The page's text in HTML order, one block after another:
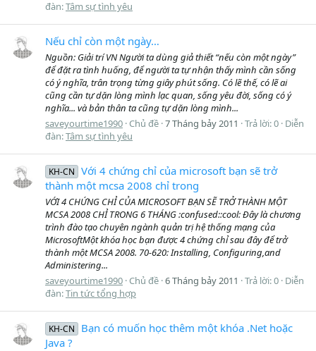
đàn:Tâm sự tình yêu
Nếu chỉ còn một ngày…
Nguồn: Giải trí VN Người ta dùng giả thiết “nếu còn một ngày”
để đặt ra tình huống, để người ta tự nhận thấy mình cần sống
có ý nghĩa, trân trọng từng giây phút sống. Có lẽ thế, có lẽ ai
cũng cần tự dặn lòng mình lạc quan, sống yêu đời, sống có ý
nghĩa... và bản thân ta cũng tự dặn lòng mình...
saveyourtime1990 Chủ đề 7 Tháng bảy 2011 Trả lời: 0 Diễn
đàn:Tâm sự tình yêu
KH-CN
Với 4 chứng chỉ của microsoft bạn sẽ trở
thành một mcsa 2008 chỉ trong
VỚI 4 CHỨNG CHỈ CỦA MICROSOFT BẠN SẼ TRỞ THÀNH MỘT
MCSA 2008 CHỈ TRONG 6 THÁNG :confused::cool: Đây là chương
trình đào tạo chuyên ngành quản trị hệ thống mạng của
MicrosoftMột khóa học bạn được 4 chứng chỉ sau đây để trở
thành một MCSA 2008. 70-620: Installing, Configuring,and
Administering...
saveyourtime1990 Chủ đề 6 Tháng bảy 2011 Trả lời: 0 Diễn
đàn:Tin tức tổng hợp
KH-CN
Bạn có muốn học thêm một khóa .Net hoặc
Java ?